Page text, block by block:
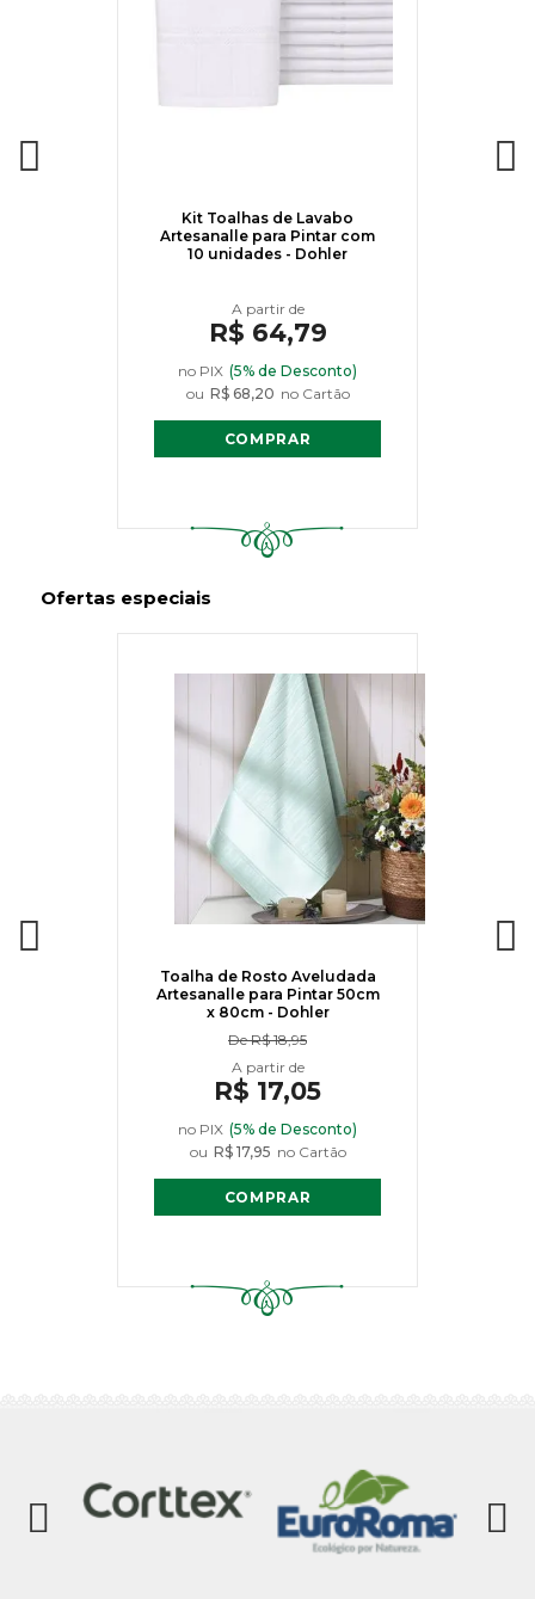
Kit Toalhas de Lavabo
Artesanalle para Pintar com
10 unidades - Dohler
R$ 64,79
no PIX (5% de Desconto)
ou R$ 68,20 no Cartão
COMPRAR
Ofertas especiais
Toalha de Rosto Aveludada
Artesanalle para Pintar 50cm
x 80cm - Dohler
DeR$ 18,95
R$ 17,05
no PIX (5% de Desconto)
ou R$ 17,95 no Cartão
COMPRAR